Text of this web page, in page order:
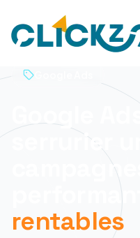
Google
serrurier
campagnes
rentables